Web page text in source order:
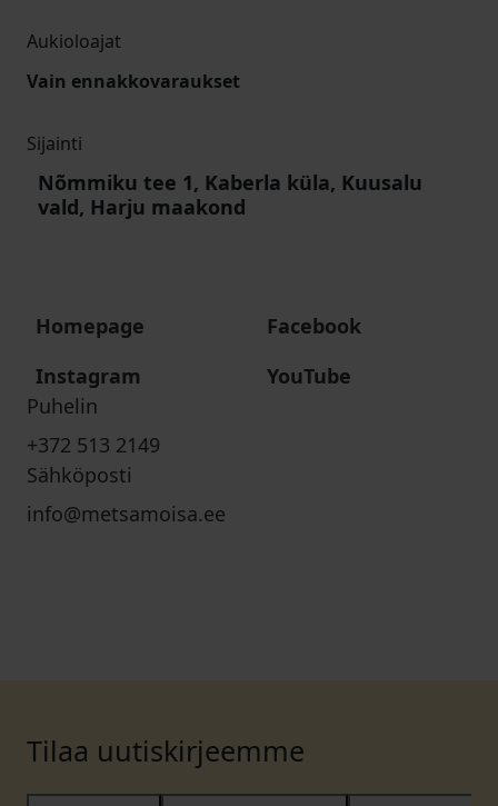
Aukioloajat
Vain ennakkovaraukset
Sijainti
Nõmmiku tee 1, Kaberla küla, Kuusalu
vald, Harju maakond
Homepage
Facebook
Instagram
YouTube
Puhelin
+372 513 2149
Sähköposti
info@metsamoisa.ee
Tilaa uutiskirjeemme